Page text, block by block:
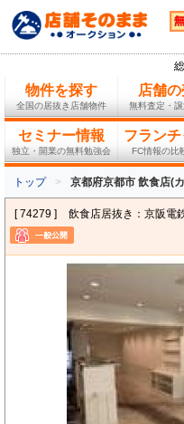
物件を探す
全国の居抜き店舗物件
店舗
無料査定・
セミナー情報
独立・開業の無料勉強会
フラン
FC情報の比
トップ 京都府京都市 飲食店(
[ 74279 ] 飲食店居抜き：京阪電